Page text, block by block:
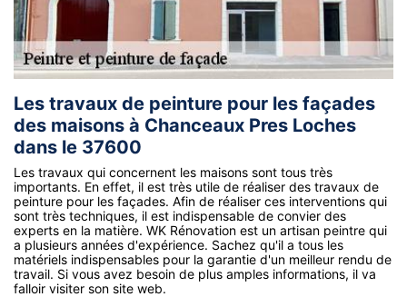
Les travaux de peinture pour les façades
des maisons à Chanceaux Pres Loches
dans le 37600
Les travaux qui concernent les maisons sont tous très
importants. En effet, il est très utile de réaliser des travaux de
peinture pour les façades. Afin de réaliser ces interventions qui
sont très techniques, il est indispensable de convier des
experts en la matière. WK Rénovation est un artisan peintre qui
a plusieurs années d'expérience. Sachez qu'il a tous les
matériels indispensables pour la garantie d'un meilleur rendu de
travail. Si vous avez besoin de plus amples informations, il va
falloir visiter son site web.